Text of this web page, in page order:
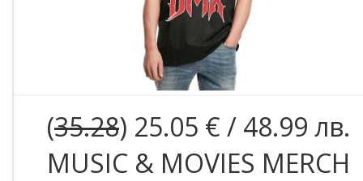
(35.28) 25.05 € / 48.99 лв.
MUSIC & MOVIES MERCH